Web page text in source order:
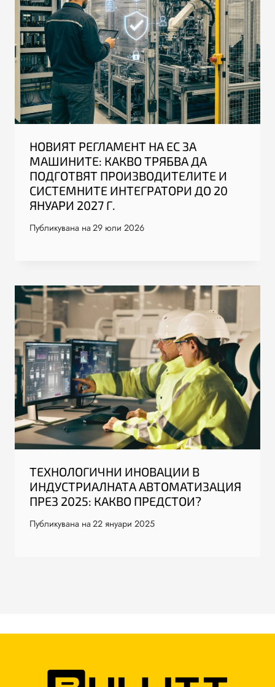
НОВИЯТ РЕГЛАМЕНТ НА ЕС ЗА
МАШИНИТЕ: КАКВО ТРЯБВА ДА
ПОДГОТВЯТ ПРОИЗВОДИТЕЛИТЕ И
СИСТЕМНИТЕ ИНТЕГРАТОРИ ДО 20
ЯНУАРИ 2027 Г.
Публикувана на 29 юли 2026
ТЕХНОЛОГИЧНИ ИНОВАЦИИ В
ИНДУСТРИАЛНАТА АВТОМАТИЗАЦИЯ
ПРЕЗ 2025: КАКВО ПРЕДСТОИ?
Публикувана на 22 януари 2025